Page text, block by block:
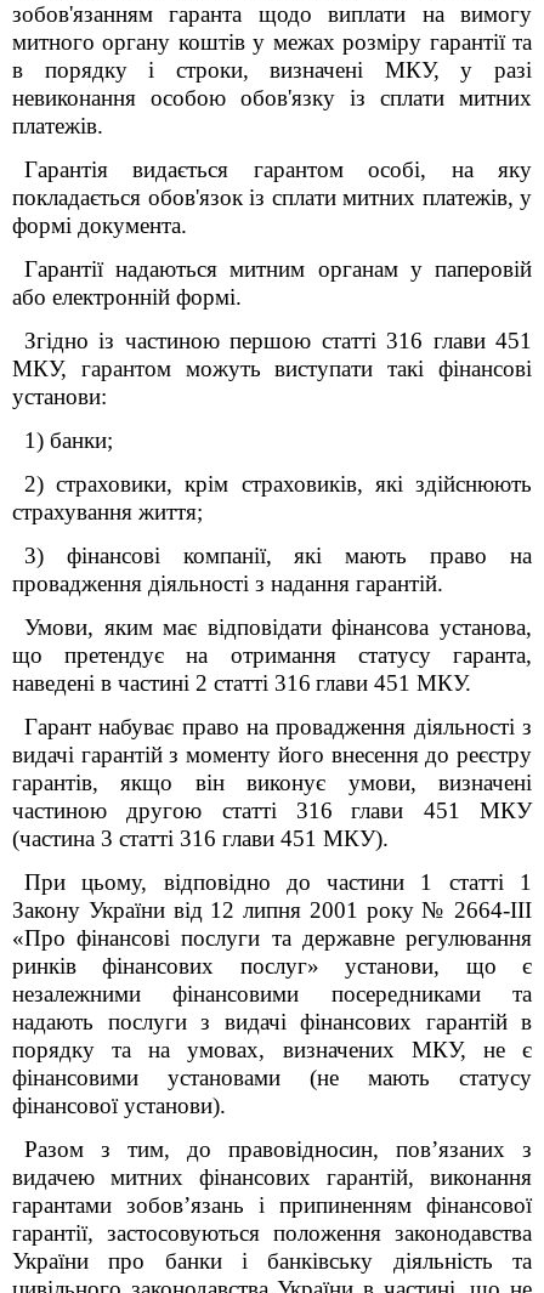
зобов'язанням гаранта щодо виплати на вимогу
митного органу коштів у межах розміру гарантії та
в порядку і строки, визначені МКУ, у разі
невиконання особою обов'язку із сплати митних
платежів.
Гарантія видається гарантом особі, на яку
покладається обов'язок із сплати митних платежів, у
формі документа.
Гарантії надаються митним органам у паперовій
або електронній формі.
Згідно із частиноюпершою статті 316 глави 451
МКУ, гарантом можуть виступати такі фінансові
установи:
1) банки;
2) страховики, крім страховиків, які здійснюють
страхування життя;
3) фінансові компанії, які мають право на
провадження діяльності з надання гарантій.
Умови, яким має відповідати фінансова установа,
що претендує на отримання статусу гаранта,
наведені в частині 2 статті 316 глави 451 МКУ.
Гарант набуває право на провадження діяльності з
видачі гарантій з моменту його внесення до реєстру
гарантів, якщо він виконує умови, визначені
частиною другою статті 316
глави 451
МКУ
(частина 3 статті 316 глави 451 МКУ).
При цьому, відповідно дочастини 1 статті 1
Закону України від 12 липня 2001 року № 2664-ІІІ
«Про фінансові послуги та державне регулювання
ринків фінансових послуг» установи, що є
незалежними фінансовими посередниками та
надають послуги з видачі фінансових гарантій в
порядку та на умовах, визначених МКУ, не є
фінансовими установами (не мають статусу
фінансової установи).
Разом з тим, до правовідносин, пов’язаних з
видачею митних фінансових гарантій, виконання
гарантами зобов’язань і припиненням фінансової
гарантії, застосовуються положення законодавства
України про банки і банківську діяльність та